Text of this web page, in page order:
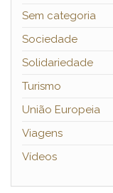
Sem categoria
Sociedade
Solidariedade
Turismo
União Europeia
Viagens
Vídeos